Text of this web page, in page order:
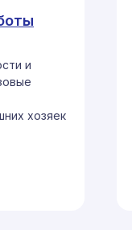
и
хозяек